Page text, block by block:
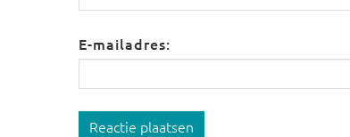
E-mailadres:
Reactie plaatsen